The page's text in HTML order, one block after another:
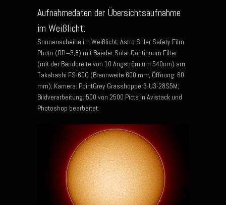
Aufnahmedaten der Übersichtsaufnahme
im Weißlicht:
Sonnenscheibe im Weißlicht; Astro Solar Safety Film
Photo (OD=3,8) mit Baader Solar Continuum Filter
(mit der Bandbreite von 10 Angström um 540nm) am
Takahashi FS-60Q (Brennweite 600 mm, Öffnung: 60
mm); Kamera: PointGrey Grasshopper3-U3-28S5M;
Bildverarbeitung: 500 von 2500 Picts in Avistack und
Photoshop bearbeitet.